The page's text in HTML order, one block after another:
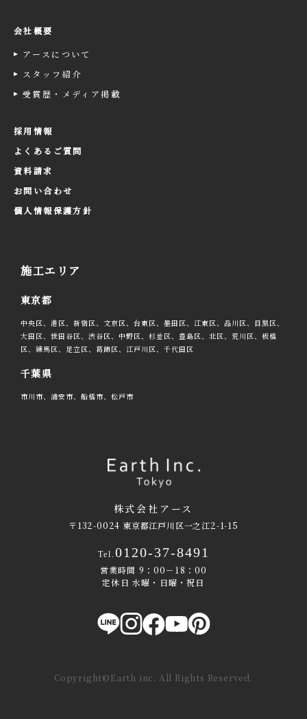
会社概要
アースについて
スタッフ紹介
受賞歴・メディア掲載
採用情報
よくあるご質問
資料請求
お問い合わせ
個人情報保護方針
施工エリア
東京都
中央区、港区、新宿区、文京区、台東区、墨田区、江東区、品川区、目黒区、
大田区、世田谷区、渋谷区、中野区、杉並区、豊島区、北区、荒川区、板橋
区、練馬区、足立区、葛飾区、江戸川区、千代田区
千葉県
市川市、浦安市、船橋市、松戸市
株式会社アース
〒132-0024 東京都江戸川区一之江2-1-15
Tel. 0120-37-8491
営業時間 9：00－18：00
定休日 水曜・日曜・祝日
Copyright©Earth inc. All Rights Reserved.